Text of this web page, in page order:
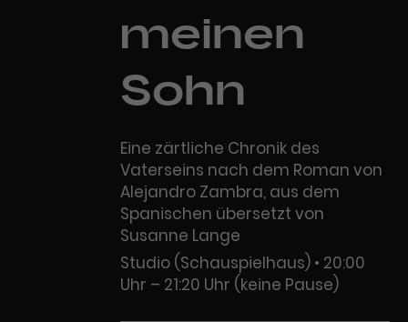
meinen
Sohn
Eine zärtliche Chronik des
Vaterseins nach dem Roman von
Alejandro Zambra, aus dem
Spanischen übersetzt von
Susanne Lange
Studio (Schauspielhaus)
20:00
Uhr – 21:20 Uhr (keine Pause)